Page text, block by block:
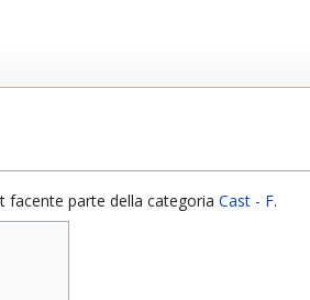
facente parte della categoria Cast - F.